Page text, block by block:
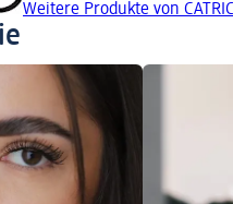
Weitere Produkte von